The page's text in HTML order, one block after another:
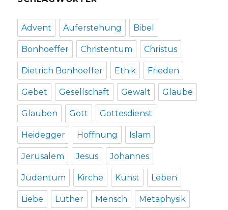
Advent Auferstehung Bibel
Bonhoeffer Christentum Christus
Dietrich Bonhoeffer Ethik Frieden
Gebet Gesellschaft Gewalt Glaube
Glauben Gott Gottesdienst
Heidegger Hoffnung Islam
Jerusalem Jesus Johannes
Judentum Kirche Kunst Leben
Liebe Luther Mensch Metaphysik